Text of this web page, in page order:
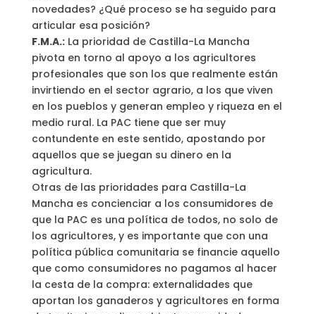
novedades? ¿Qué proceso se ha seguido para
articular esa posición?
F.M.A.:La prioridad de Castilla-La Mancha
pivota en torno al apoyo a los agricultores
profesionales que son los que realmente están
invirtiendo en el sector agrario, a los que viven
en los pueblos y generan empleo y riqueza en el
medio rural. La PAC tiene que ser muy
contundente en este sentido, apostando por
aquellos que se juegan su dinero en la
agricultura.
Otras de las prioridades para Castilla-La
Mancha es concienciar a los consumidores de
que la PAC es una política de todos, no solo de
los agricultores, y es importante que con una
política pública comunitaria se financie aquello
que como consumidores no pagamos al hacer
la cesta de la compra: externalidades que
aportan los ganaderos y agricultores en forma